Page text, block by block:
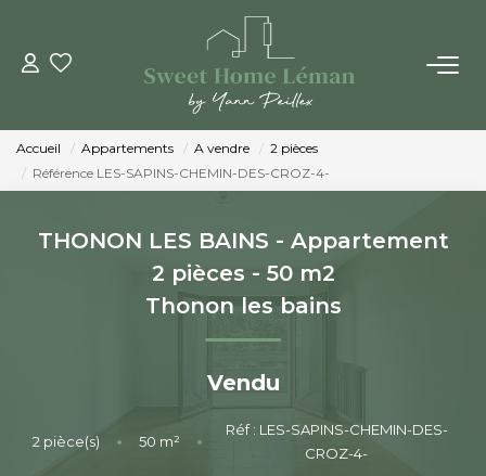
ACHETER
PROGRAMMES NEUFS
ESTIMER EN LIGNE
VENDRE
LES AGENCES
Qui Sommes-Nous
Accueil Appartements A vendre
2 pièces
Référence LES-SAPINS-CHEMIN-DES-CROZ-4-
THONON LES BAINS - Appartement
2 pièces - 50 m2
Thonon les bains
Vendu
2 pièce(s) • 50 m² •
Réf : LES-SAPINS-CHEMIN-DES-
CROZ-4-